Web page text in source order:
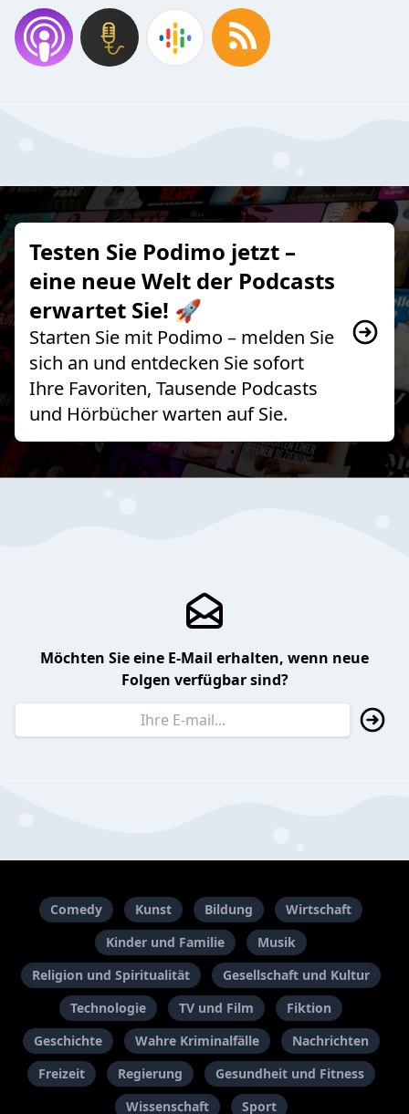
Testen Sie Podimo jetzt –
eine neue Welt der Podcasts
erwartet Sie! 🚀
Starten Sie mit Podimo – melden Sie
sich an und entdecken Sie sofort
Ihre Favoriten, Tausende Podcasts
und Hörbücher warten auf Sie.
Möchten Sie eine E-Mail erhalten, wenn neue
Folgen verfügbar sind?
Comedy Kunst Bildung
Wirtschaft
Kinder und Familie
Musik
Religion und Spiritualität
Gesellschaft und Kultur
Technologie
TV und Film
Fiktion
Geschichte
Wahre Kriminalfälle
Nachrichten
Freizeit
Regierung
Gesundheit und Fitness
Wissenschaft
Sport